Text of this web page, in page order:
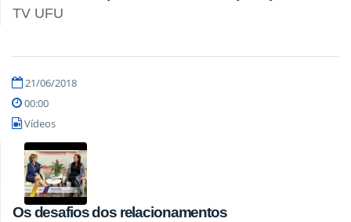
TV UFU
21/06/2018
00:00
Vídeos
Os desafios dos relacionamentos